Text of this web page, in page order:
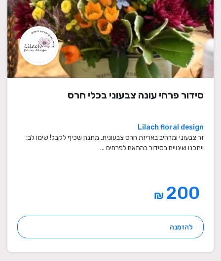
סידור פרחי עונה צבעוני בכלי חרס
Lilach floral design
זר צבעוני ומרהיב באריזת חרס צבעונית. מתנה שכיף לקבל! שימו לב:
ייתכנו שינויים בסידור בהתאם לפרחים ...
₪
להזמנה